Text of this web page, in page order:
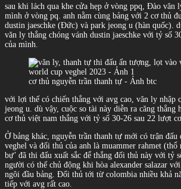
sau khi lách qua khe cửa hẹp ở vòng ppq, Đào văn
mình ở vòng pq. anh nằm cùng bảng với 2 cơ thủ
dustin jaeschke (Đức) và park jeong u (hàn quốc).
văn ly thắng chóng vánh dustin jaeschke với tỷ số
của mình.
cơ thủ nguyễn trần thanh tự - Ảnh btc
với lợi thế có chiến thắng với avg cao, văn ly nhập
jeong u. dù vậy, cuộc so tài này diễn ra căng thẳng
cơ thủ việt nam thắng với tỷ số 30-26 sau 22 lượt
Ở bảng khác, nguyễn trần thanh tự mới có trận
veghel và đối thủ của anh là muammer rahmet
bự’ đã thi đấu xuất sắc để thắng đối thủ này với tỷ
người có thế chủ động khi hòa alexander salazar
ngôi đầu bảng. Đối thủ tới từ colombia nhiều khả
tiếp với avg rất cao.